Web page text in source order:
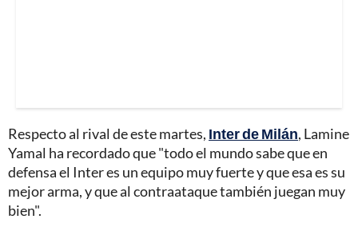
Respecto al rival de este martes, Inter de Milán, Lamine
Yamal ha recordado que "todo el mundo sabe que en
defensa el Inter es un equipo muy fuerte y que esa es su
mejor arma, y que al contraataque también juegan muy
bien".